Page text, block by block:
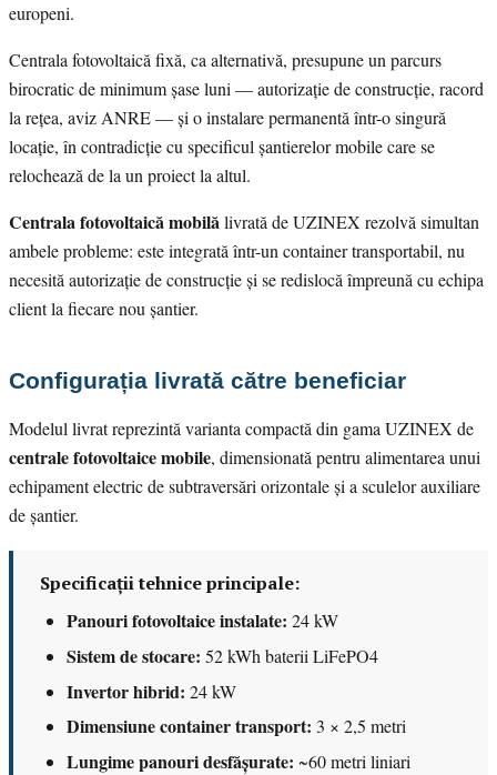
europeni.
Centrala fotovoltaică fixă, ca alternativă, presupune un parcurs
birocratic de minimum șase luni — autorizație de construcție, racord
la rețea, aviz ANRE — și o instalare permanentă într-o singură
locație, în contradicție cu specificul șantierelor mobile care se
relochează de la un proiect la altul.
Centrala fotovoltaică mobilălivrată de UZINEX rezolvă simultan
ambele probleme: este integrată într-un container transportabil, nu
necesită autorizație de construcție și se redislocă împreună cu echipa
client la fiecare nou șantier.
Configurația livrată către beneficiar
Modelul livrat reprezintă varianta compactă din gama UZINEX de
centrale fotovoltaice mobile, dimensionată pentru alimentarea unui
echipament electric de subtraversări orizontale și a sculelor auxiliare
de șantier.
Specificații tehnice principale:
Panouri fotovoltaice instalate: 24 kW
Sistem de stocare: 52 kWh baterii LiFePO4
Invertor hibrid: 24 kW
Dimensiune container transport: 3 × 2,5 metri
Lungime panouri desfășurate: ~60 metri liniari